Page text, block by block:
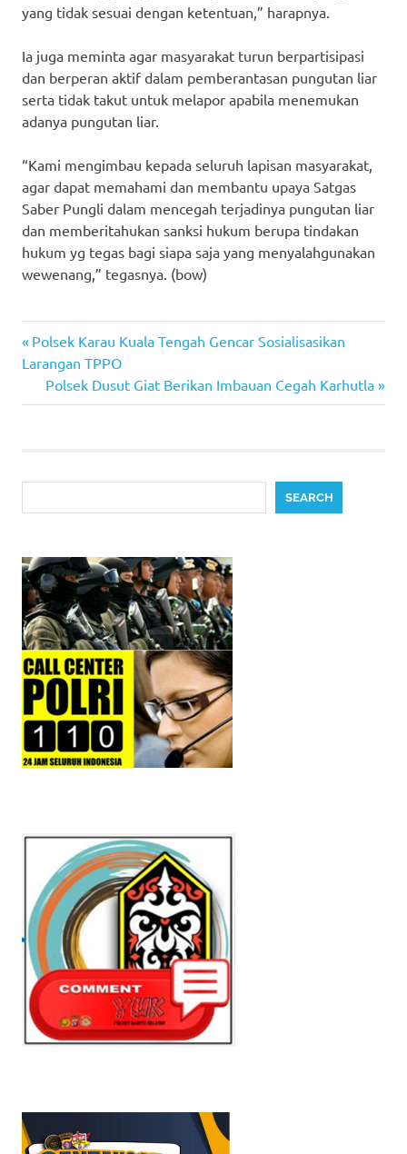
yang tidak sesuai dengan ketentuan,” harapnya.
Ia juga meminta agar masyarakat turun berpartisipasi
dan berperan aktif dalam pemberantasan pungutan liar
serta tidak takut untuk melapor apabila menemukan
adanya pungutan liar.
“Kami mengimbau kepada seluruh lapisan masyarakat,
agar dapat memahami dan membantu upaya Satgas
Saber Pungli dalam mencegah terjadinya pungutan liar
dan memberitahukan sanksi hukum berupa tindakan
hukum yg tegas bagi siapa saja yang menyalahgunakan
wewenang,” tegasnya. (bow)
Post
navigation
Previous
Post:
Polsek Karau Kuala Tengah Gencar Sosialisasikan
Larangan TPPO
Next
Post:
Polsek Dusut Giat Berikan Imbauan Cegah Karhutla
SEARCH